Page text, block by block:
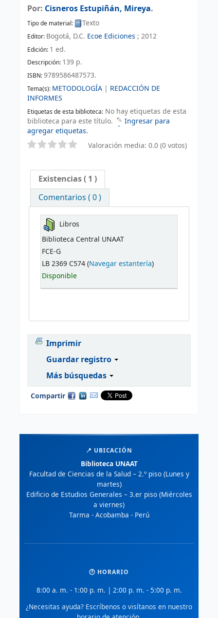
Por: Cisneros Estupiñán, Mireya.
Tipo de material: Texto
Editor: Bogotá, D.C. Ecoe Ediciones ; 2012
Edición: 1 ed.
Descripción: 139 p.
ISBN:9789586487573.
Tema(s): METODOLOGÍA | REDACCIÓN DE
INFORMES
Etiquetas de esta biblioteca: No hay etiquetas de esta
biblioteca para este título.
Ingresar para
agregar etiquetas.
Valoración media: 0.0 (0 votos)
Existencias( 1 )
Comentarios ( 0 )
Libros
Biblioteca Central UNAAT
FCE-G
LB 2369 C574 (Navegar estantería)
Disponible
Imprimir
Guardar registro
Más búsquedas
Compartir
📍 UBICACIÓN
Biblioteca UNAAT
Facultad de Ciencias de la Salud – 2.º piso (Lunes y
martes)
Edificio de Estudios Generales – 3.er piso (Miércoles
a viernes)
Tarma - Acobamba - Perú
🕐 HORARIO
8:00 a. m. - 1:00 p. m. | 2:00 p. m. - 5:00 p. m.
¿Necesitas ayuda? Escríbenos o visítanos en nuestro